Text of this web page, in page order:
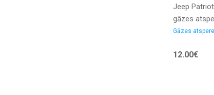
Jeep
gāzes
aizmugures
skalruniem
Gāzes
12.00€